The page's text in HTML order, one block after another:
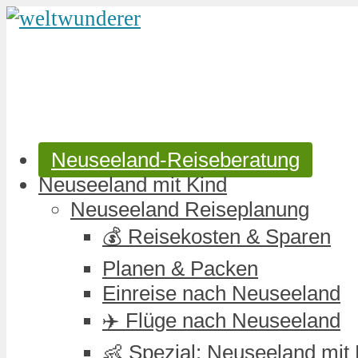
Neuseeland-Reiseberatung
Neuseeland mit Kind
Neuseeland Reiseplanung
💰 Reisekosten & Sparen
Planen & Packen
Einreise nach Neuseeland
✈️ Flüge nach Neuseeland
👶 Spezial: Neuseeland mit